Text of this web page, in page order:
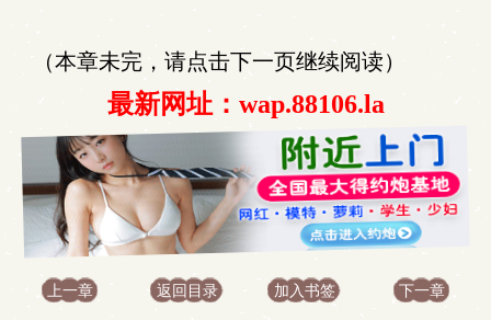
（本章未完，请点击下一页继续阅读）
最新网址：wap.88106.la
上一章 返回目录 加入书签 下一章